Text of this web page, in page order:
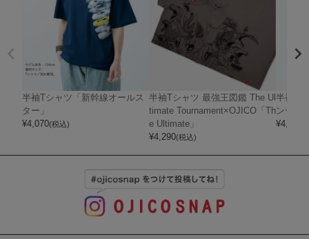
半袖Tシャツ「新幹線オールス
ター」
¥4,070(税込)
半袖Tシャツ 最強王図鑑 The Ul
timate Tournament×OJICO「Th
e Ultimate」
¥4,290(税込)
半袖T
ンディ
¥4,400